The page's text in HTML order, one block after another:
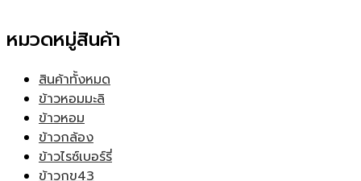
หมวดหมู่สินค้า
สินค้าทั้งหมด
ข้าวหอมมะลิ
ข้าวหอม
ข้าวกล้อง
ข้าวไรซ์เบอร์รี่
ข้าวกข43